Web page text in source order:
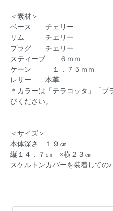
＜素材＞
ベース チェリー
リム チェリー
プラグ チェリー
スティーブ ６ｍｍ
ケーン １．７５ｍｍ
レザー 本革
＊カラーは「テラコッタ」「
びください。
＜サイズ＞
本体深さ １９㎝
縦１４．７㎝ ×横２３㎝
スケルトンカバーを装着して